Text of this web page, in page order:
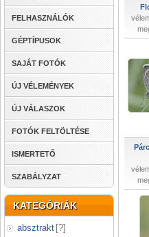
FELHASZNÁLÓK
GÉPTÍPUSOK
SAJÁT FOTÓK
ÚJ VÉLEMÉNYEK
ÚJ VÁLASZOK
FOTÓK FELTÖLTÉSE
ISMERTETŐ
SZABÁLYZAT
KATEGÓRIÁK
absztrakt [?]